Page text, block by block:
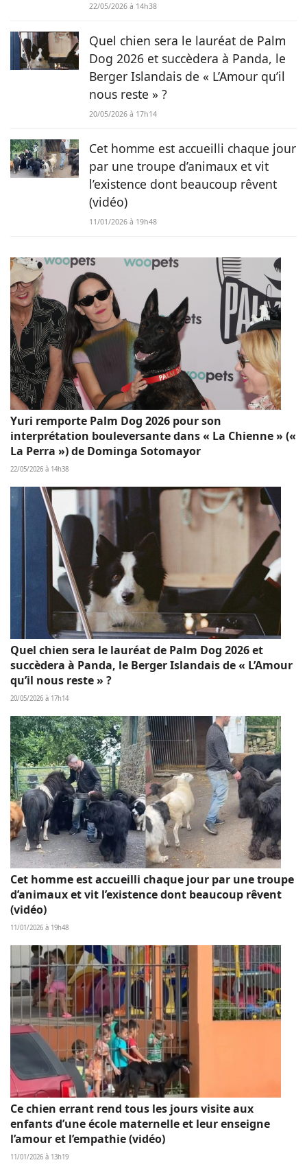
22/05/2026 à 14h38
Quel chien sera le lauréat de Palm
Dog 2026 et succèdera à Panda, le
Berger Islandais de « L’Amour qu’il
nous reste » ?
20/05/2026 à 17h14
Cet homme est accueilli chaque jour
par une troupe d’animaux et vit
l’existence dont beaucoup rêvent
(vidéo)
11/01/2026 à 19h48
Yuri remporte Palm Dog 2026 pour son
interprétation bouleversante dans « La Chienne » («
La Perra ») de Dominga Sotomayor
22/05/2026 à 14h38
Quel chien sera le lauréat de Palm Dog 2026 et
succèdera à Panda, le Berger Islandais de « L’Amour
qu’il nous reste » ?
20/05/2026 à 17h14
Cet homme est accueilli chaque jour par une troupe
d’animaux et vit l’existence dont beaucoup rêvent
(vidéo)
11/01/2026 à 19h48
Ce chien errant rend tous les jours visite aux
enfants d’une école maternelle et leur enseigne
l’amour et l’empathie (vidéo)
11/01/2026 à 13h19